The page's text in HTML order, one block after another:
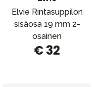
Elvie Rintasuppilon
sisäosa 19 mm 2-
osainen
€ 32